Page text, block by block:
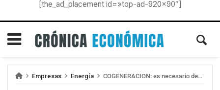
[the_ad_placement id=»top-ad-920×90″]
Empresas Energía COGENERACION: es necesario desbloquear las subastas